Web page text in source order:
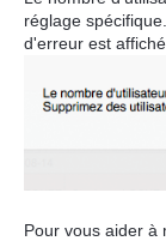
réglage
d'erreur est
Pour vous aider à